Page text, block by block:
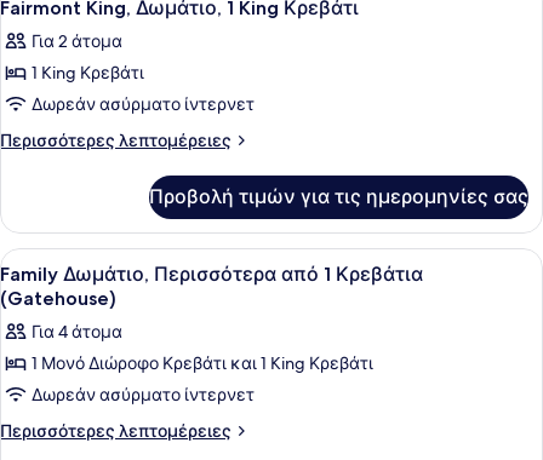
Κρεβάτι,
Θέα
στο
Βουνό
Κρεβάτι,
Θέα
Βουνό
όλων
των
φωτογραφιών
για
Fairmont
1
King
Κρεβάτι
Fairmont King, Δωμάτιο, 1 King Κρεβάτι
Για 2 άτομα
1 King Κρεβάτι
Δωρεάν ασύρματο ίντερνετ
Περισσότερες λεπτομέρειες
Περισσότερες
King,
Δωμάτιο,
1
King
Κρεβάτι
Προβολή τιμών για τις ημερομηνίες σας
Προβολή
όλων
των
φωτογραφιών
για
Family
Δωμάτιο,
Family Δωμάτιο, Περισσότερα
15
Family Δωμάτιο, Περισσότερα από 1 Κρεβάτια
(Gatehouse)
Για 4 άτομα
1 Μονό Διώροφο Κρεβάτι και 1 King Κρεβάτι
Δωρεάν ασύρματο ίντερνετ
Περισσότερες λεπτομέρειες
Περισσότερες